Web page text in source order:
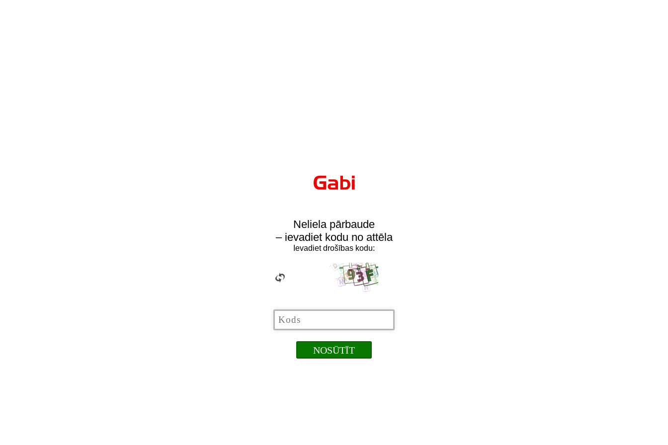
Neliela pārbaude
– ievadiet kodu no attēla
Ievadiet drošības kodu: